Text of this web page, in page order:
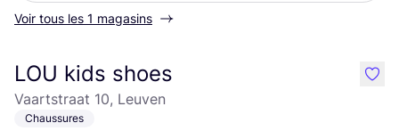
Voir tous les 1 magasins
LOU kids shoes
Vaartstraat 10, Leuven
Chaussures
like